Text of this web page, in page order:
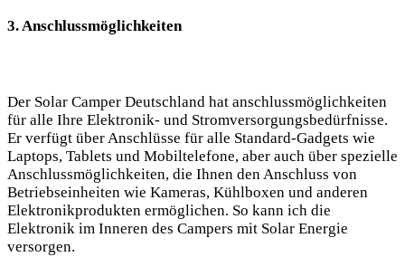
3. Anschlussmöglichkeiten
Der⁤ Solar‍ Camper⁣ Deutschland ⁢hat ⁤anschlussmöglichkeiten⁤
für​ alle ⁤Ihre ⁣Elektronik- und Stromversorgungsbedürfnisse.
Er verfügt über Anschlüsse ⁣für⁢ alle Standard-Gadgets wie
Laptops, Tablets und Mobiltelefone, aber auch über spezielle
⁣Anschlussmöglichkeiten, ‌die Ihnen den Anschluss von
Betriebseinheiten ⁢wie Kameras, ⁢Kühlboxen und anderen
Elektronikprodukten ermöglichen. So kann ich‌ die
‍Elektronik im Inneren des Campers mit​ Solar Energie⁤
versorgen.